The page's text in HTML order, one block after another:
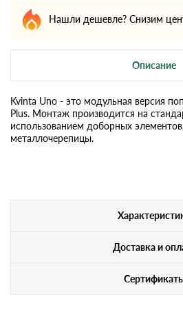
Нашли дешевле? Снизим
Описание
Kvinta Uno - это модульная версия
Plus. Монтаж производится на
использованием доборных
металлочерепицы.
Доставка и